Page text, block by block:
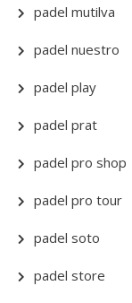
padel mutilva
padel nuestro
padel play
padel prat
padel pro shop
padel pro tour
padel soto
padel store